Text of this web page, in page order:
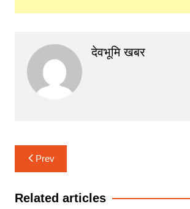
देवभूमि खबर
Post
navigation
Prev
Related articles